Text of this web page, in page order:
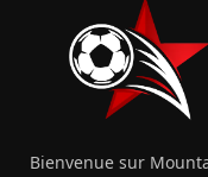
Bienvenue sur